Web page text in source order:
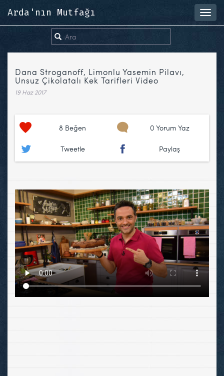
Arda'nın Mutfağı
Dana Stroganoff, Limonlu Yasemin Pilavı,
Unsuz Çikolatalı Kek Tarifleri Video
19 Haz 2017
8 Beğen 0 Yorum Yaz
Tweetle Paylaş